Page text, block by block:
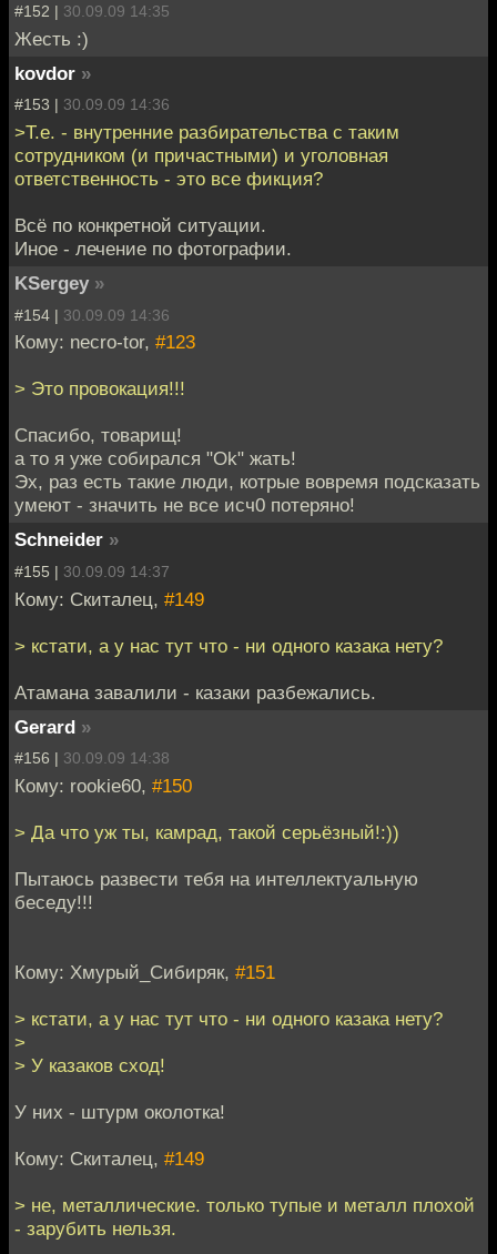
#152 | 30.09.09 14:35
Жесть :)
kovdor »
#153 | 30.09.09 14:36
>Т.е. - внутренние разбирательства с таким
сотрудником (и причастными) и уголовная
ответственность - это все фикция?
Всё по конкретной ситуации.
Иное - лечение по фотографии.
KSergey »
#154 | 30.09.09 14:36
Кому: necro-tor, #123
> Это провокация!!!
Спасибо, товарищ!
а то я уже собирался "Ok" жать!
Эх, раз есть такие люди, котрые вовремя подсказать
умеют - значить не все исч0 потеряно!
Schneider »
#155 | 30.09.09 14:37
Кому: Скиталец, #149
> кстати, а у нас тут что - ни одного казака нету?
Атамана завалили - казаки разбежались.
Gerard »
#156 | 30.09.09 14:38
Кому: rookie60, #150
> Да что уж ты, камрад, такой серьёзный!:))
Пытаюсь развести тебя на интеллектуальную
беседу!!!
Кому: Хмурый_Сибиряк, #151
> кстати, а у нас тут что - ни одного казака нету?
>
> У казаков сход!
У них - штурм околотка!
Кому: Скиталец, #149
> не, металлические. только тупые и металл плохой
- зарубить нельзя.